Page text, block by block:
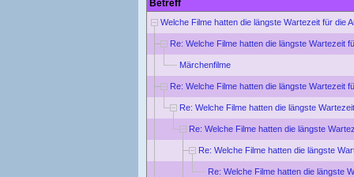
Betreff
Welche Filme hatten die längste Wartezeit für die
Re: Welche Filme hatten die längste Wartezeit
Märchenfilme
Re: Welche Filme hatten die längste Wartezeit
Re: Welche Filme hatten die längste
Re: Welche Filme hatten die längste
Re: Welche Filme hatten die längste
Re: Welche Filme hatten die längste